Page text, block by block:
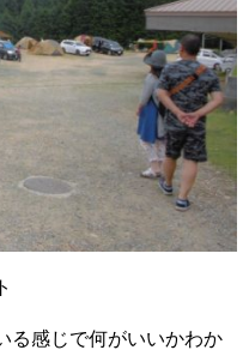
る感じで何がいいかわか